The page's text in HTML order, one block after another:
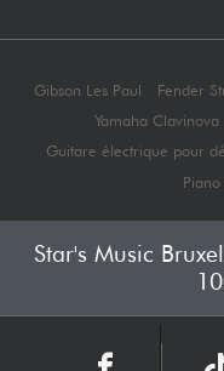
Gibson Les Paul Fender
Yamaha Clavinova
Guitare électrique pour
Star's Music